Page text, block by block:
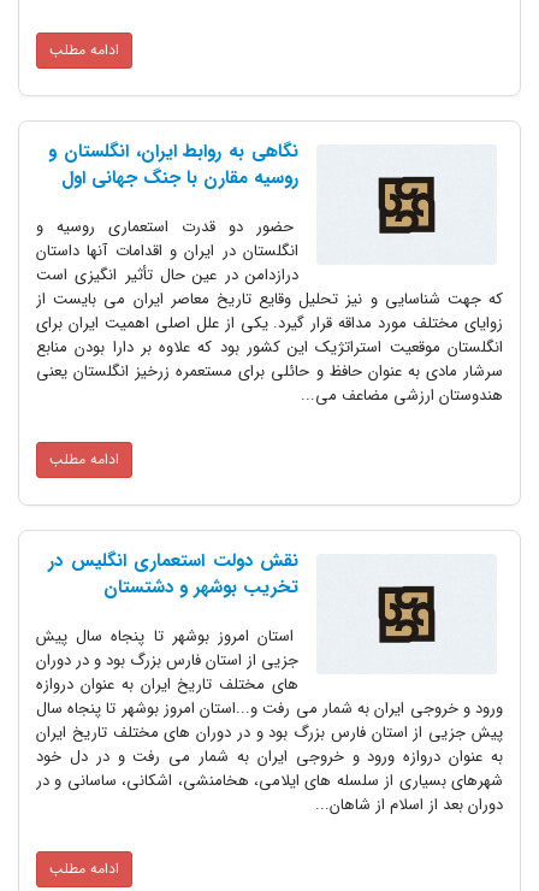
ادامه مطلب
نگاهی به روابط ایران، انگلستان و
روسیه مقارن با جنگ جهانی اول
حضور دو قدرت استعماری روسیه و
انگلستان در ایران و اقدامات آنها داستان
درازدامن در عین حال تأثیر انگیزی است
که جهت شناسایی و نیز تحلیل وقایع تاریخ معاصر ایران می بایست از
زوایای مختلف مورد مداقه قرار گیرد. یکی از علل اصلی اهمیت ایران برای
انگلستان موقعیت استراتژیک این کشور بود که علاوه بر دارا بودن منابع
سرشار مادی به عنوان حافظ و حائلی برای مستعمره زرخیز انگلستان یعنی
هندوستان ارزشی مضاعف می...
ادامه مطلب
نقش دولت استعماری انگلیس در
تخریب بوشهر و دشتستان
استان امروز بوشهر تا پنجاه سال پیش
جزیی از استان فارس بزرگ بود و در دوران
های مختلف تاریخ ایران به عنوان دروازه
ورود و خروجی ایران به شمار می رفت و...استان امروز بوشهر تا پنجاه سال
پیش جزیی از استان فارس بزرگ بود و در دوران های مختلف تاریخ ایران
به عنوان دروازه ورود و خروجی ایران به شمار می رفت و در دل خود
شهرهای بسیاری از سلسله های ایلامی، هخامنشی، اشکانی، ساسانی و در
دوران بعد از اسلام از شاهان...
ادامه مطلب